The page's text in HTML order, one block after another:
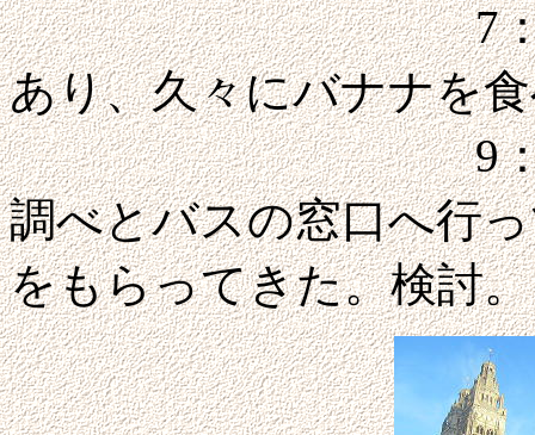
7：30朝食へ
あり、久々にバナナを
9：30外出。
調べとバスの窓口へ行
をもらってきた。検討。